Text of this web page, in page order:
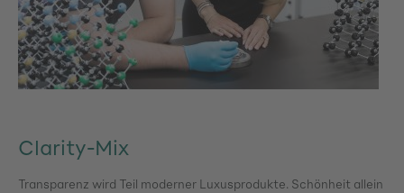
Clarity-Mix
Transparenz wird Teil moderner Luxusprodukte. Schönheit allein